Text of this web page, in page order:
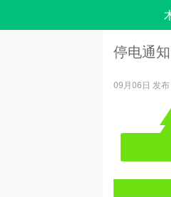
停电通知
09月06日 发布